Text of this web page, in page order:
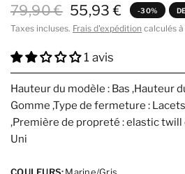
79,90 € 55,93 € -30%
Taxes incluses. Frais d'expédition calculés
1 avis
Hauteur du modèle : Bas ,Hauteur
Gomme ,Type de fermeture :
,Première de propreté : elastic twill
Uni
COULEURS:Marine/Gris